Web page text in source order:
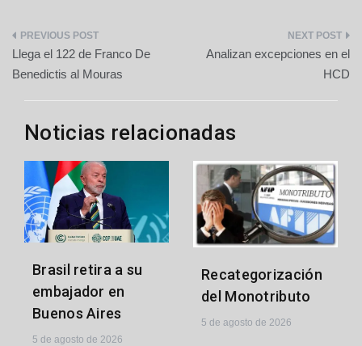
Navegación
de
entradas
Llega el 122 de Franco De
Benedictis al Mouras
Analizan excepciones en el
HCD
Noticias relacionadas
Brasil retira a su
embajador en
Buenos Aires
5 de agosto de 2026
Recategorización
del Monotributo
5 de agosto de 2026